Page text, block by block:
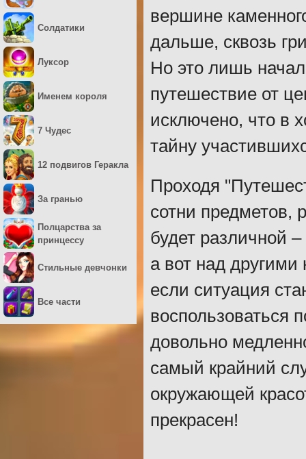
вершине
дальше, сквозь
Но это лишь
путешествие от
исключено, что в
тайну
Проходя
сотни предметов,
будет различной
а вот над другими
если ситуация
воспользоваться
довольно
самый крайний
окружающей
прекрасен!
Солдатики
Луксор
Именем короля
7 Чудес
12 подвигов Геракла
За гранью
Полцарства за
принцессу
Стильные девчонки
Все части